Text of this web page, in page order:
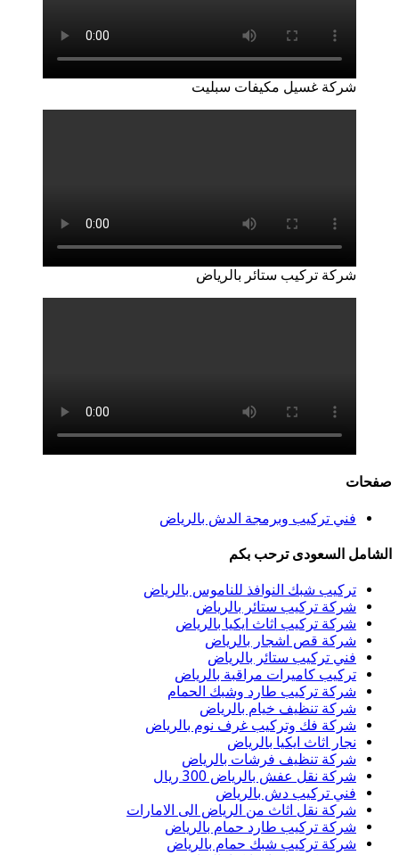
شركة غسيل مكيفات سبليت
شركة تركيب ستائر بالرياض
صفحات
فني تركيب وبرمجة الدش بالرياض
الشامل السعودى ترحب بكم
تركيب شبك النوافذ للناموس بالرياض
شركة تركيب ستائر بالرياض
شركة تركيب اثاث ايكيا بالرياض
شركة قص اشجار بالرياض
فني تركيب ستائر بالرياض
تركيب كاميرات مراقبة بالرياض
شركة تركيب طارد وشبك الحمام
شركة تنظيف خيام بالرياض
شركة فك وتركيب غرف نوم بالرياض
نجار اثاث ايكيا بالرياض
شركة تنظيف فرشات بالرياض
شركة نقل عفش بالرياض 300 ريال
فني تركيب دش بالرياض
شركة نقل اثاث من الرياض الى الامارات
شركة تركيب طارد حمام بالرياض
شركة تركيب شبك حمام بالرياض